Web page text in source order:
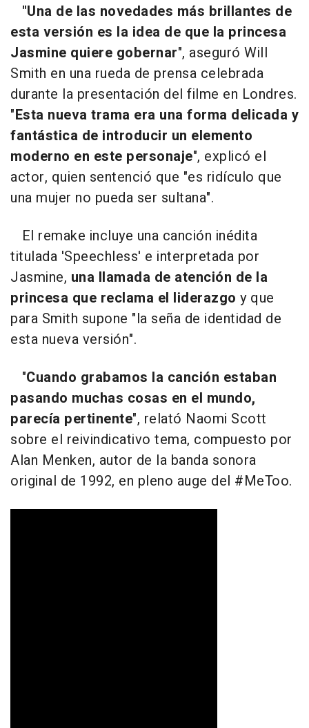
"Una de las novedades más brillantes de
esta versión es la idea de que la princesa
Jasmine quiere gobernar", aseguró Will
Smith en una rueda de prensa celebrada
durante la presentación del filme en Londres.
"Esta nueva trama era una forma delicada y
fantástica de introducir un elemento
moderno en este personaje", explicó el
actor, quien sentenció que "es ridículo que
una mujer no pueda ser sultana".
El remake incluye una canción inédita
titulada 'Speechless' e interpretada por
Jasmine, una llamada de atención de la
princesa que reclama el liderazgo y que
para Smith supone "la seña de identidad de
esta nueva versión".
"Cuando grabamos la canción estaban
pasando muchas cosas en el mundo,
parecía pertinente", relató Naomi Scott
sobre el reivindicativo tema, compuesto por
Alan Menken, autor de la banda sonora
original de 1992, en pleno auge del #MeToo.